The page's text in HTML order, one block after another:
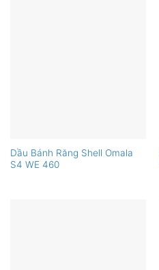
Dầu Bánh Răng Shell Omala
S4 WE 460